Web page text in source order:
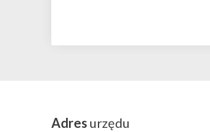
Adres urzędu